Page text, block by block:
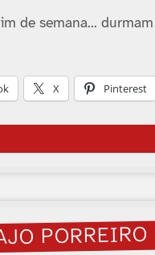
de semana…
X Pinterest
PORREIRO